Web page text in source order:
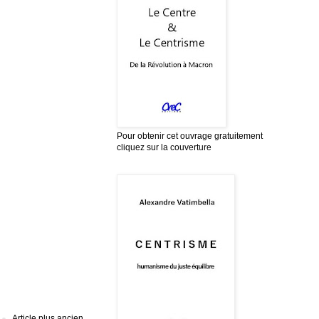
Pour obtenir cet ouvrage gratuitement
cliquez sur la couverture